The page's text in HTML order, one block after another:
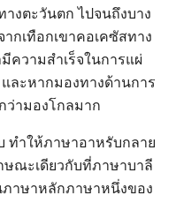
างตะวันตก ไปจนถึงบาง
กเทือกเขาคอเคซัสทาง
มีความสำเร็จในการแผ่
ละหากมองทางด้านการ
ามองโกลมาก
ทำให้ภาษาอาหรับกลาย
ษณะเดียวกับที่ภาษาบาลี
ภาษาหลักภาษาหนึ่งของ